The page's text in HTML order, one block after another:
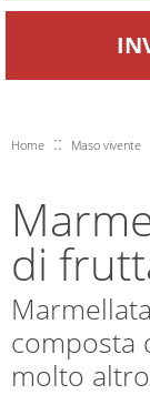
Home :: Maso vivente
di
composta
molto